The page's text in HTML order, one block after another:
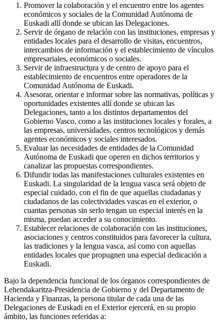
Promover la colaboración y el encuentro entre los agentes
económicos y sociales de la Comunidad Autónoma de
Euskadi allí donde se ubican las Delegaciones.
Servir de órgano de relación con las instituciones, empresas y
entidades locales para el desarrollo de visitas, encuentros,
intercambios de información y el establecimiento de vínculos
empresariales, económicos o sociales.
Servir de infraestructura y de centro de apoyo para el
establecimiento de encuentros entre operadores de la
Comunidad Autónoma de Euskadi.
Asesorar, orientar e informar sobre las normativas, políticas y
oportunidades existentes allí donde se ubican las
Delegaciones, tanto a los distintos departamentos del
Gobierno Vasco, como a las instituciones locales y forales, a
las empresas, universidades, centros tecnológicos y demás
agentes económicos y sociales interesados.
Evaluar las necesidades de entidades de la Comunidad
Autónoma de Euskadi que operen en dichos territorios y
canalizar las propuestas correspondientes.
Difundir todas las manifestaciones culturales existentes en
Euskadi. La singularidad de la lengua vasca será objeto de
especial cuidado, con el fin de que aquellas ciudadanas y
ciudadanos de las colectividades vascas en el exterior, o
cuantas personas sin serlo tengan un especial interés en la
misma, puedan acceder a su conocimiento.
Establecer relaciones de colaboración con las instituciones,
asociaciones y centros constituidos para favorecer la cultura,
las tradiciones y la lengua vasca, así como con aquellas
entidades locales que propugnen una especial dedicación a
Euskadi.
Bajo la dependencia funcional de los órganos correspondientes de
Lehendakaritza-Presidencia de Gobierno y del Departamento de
Hacienda y Finanzas, la persona titular de cada una de las
Delegaciones de Euskadi en el Exterior ejercerá, en su propio
ámbito, las funciones referidas a: